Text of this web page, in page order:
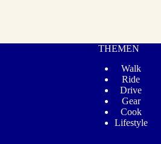
THEMEN
Walk
Ride
Drive
Gear
Cook
Lifestyle